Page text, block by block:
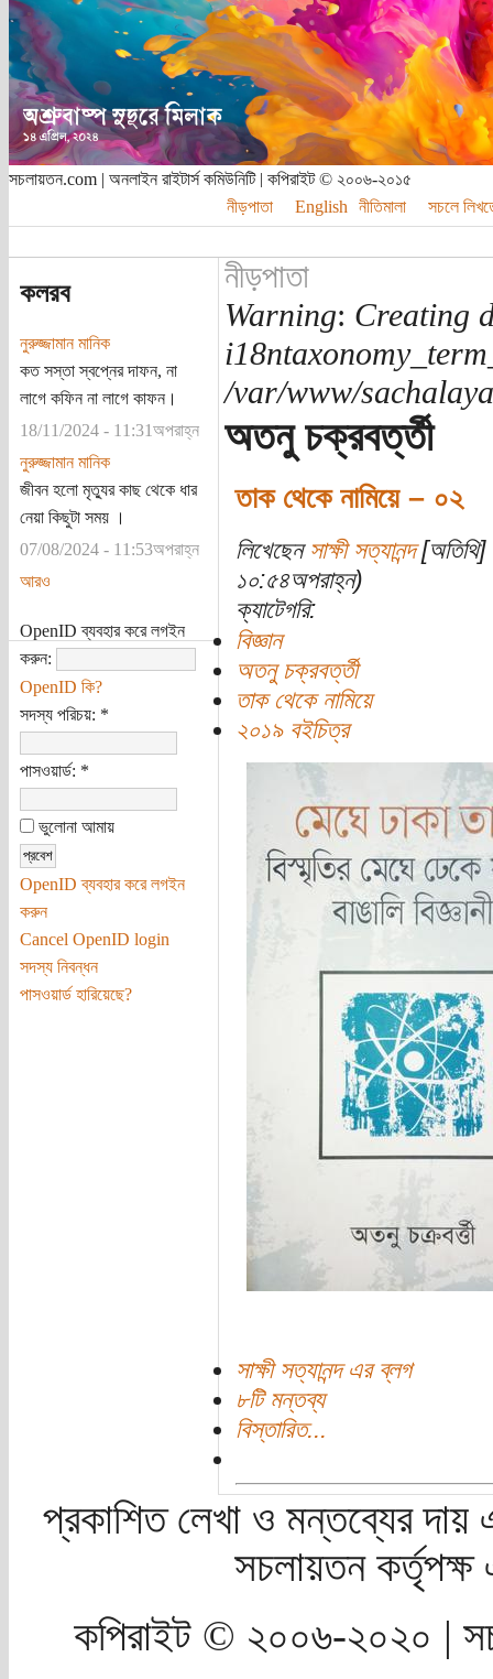
সচলায়তন.com | অনলাইন রাইটার্স কমিউনিটি | কপিরাইট © ২০০৬-২০১৫
নীড়পাতা
English নীতিমালা সচলে
কলরব
নুরুজ্জামান মানিক
কত সস্তা স্বপ্নের দাফন, না
লাগে কফিন না লাগে কাফন।
18/11/2024 - 11:31অপরাহ্ন
নুরুজ্জামান মানিক
জীবন হলো মৃত্যুর কাছ থেকে ধার
নেয়া কিছুটা সময় ।
07/08/2024 - 11:53অপরাহ্ন
আরও
OpenID ব্যবহার করে লগইন
করুন:
OpenID কি?
সদস্য পরিচয়: *
পাসওয়ার্ড: *
ভুলোনা আমায়
OpenID ব্যবহার করে লগইন
করুন
Cancel OpenID login
সদস্য নিবন্ধন
পাসওয়ার্ড হারিয়েছে?
নীড়পাতা
Warning: Creating
/var/www/
অতনু চক্রবর্ত্তী
তাক থেকে নামিয়ে – ০২
লিখেছেন সাক্ষী সত্যানন্দ[অতিথি]
১০:৫৪অপরাহ্ন)
ক্যাটেগরি:
বিজ্ঞান
অতনু চক্রবর্ত্তী
তাক থেকে নামিয়ে
২০১৯ বইচিত্র
সাক্ষী সত্যানন্দ এর ব্লগ
৮টি মন্তব্য
বিস্তারিত...
প্রকাশিত লেখা ও মন্তব্যের দায়
সচলায়তন
কপিরাইট © ২০০৬-২০২০ |